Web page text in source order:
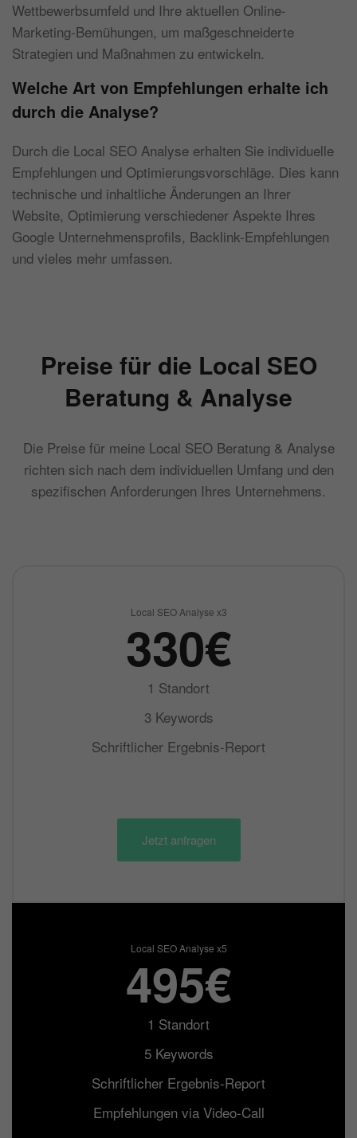
Wettbewerbsumfeld und Ihre aktuellen Online-
Marketing-Bemühungen, um maßgeschneiderte
Strategien und Maßnahmen zu entwickeln.
Welche Art von Empfehlungen erhalte ich
durch die Analyse?
Durch die Local SEO Analyse erhalten Sie individuelle
Empfehlungen und Optimierungsvorschläge. Dies kann
technische und inhaltliche Änderungen an Ihrer
Website, Optimierung verschiedener Aspekte Ihres
Google Unternehmensprofils, Backlink-Empfehlungen
und vieles mehr umfassen.
Preise für die Local SEO
Beratung & Analyse
Die Preise für meine Local SEO Beratung & Analyse
richten sich nach dem individuellen Umfang und den
spezifischen Anforderungen Ihres Unternehmens.
Local SEO Analyse x3
330€
1 Standort
3 Keywords
Schriftlicher Ergebnis-Report
Jetzt anfragen
Local SEO Analyse x5
495€
1 Standort
5 Keywords
Schriftlicher Ergebnis-Report
Empfehlungen via Video-Call